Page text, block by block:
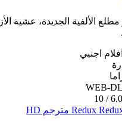
الألفية الجديدة، عشية
افلام اجنبي
WEB-DL
6.0 / 10